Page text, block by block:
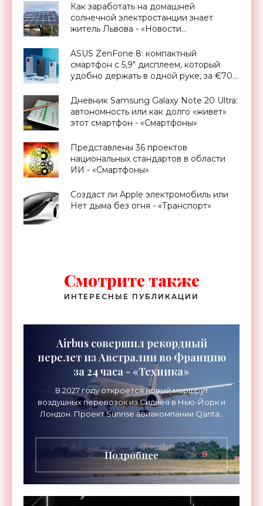
Как заработать на домашней
солнечной электростанции знает
житель Львова - «Новости
ASUS ZenFone 8: компактный
смартфон с 5,9" дисплеем, который
удобно держать в одной руке, за €700
Дневник Samsung Galaxy Note 20 Ultra:
автономность или как долго «живет»
этот смартфон - «Смартфоны»
Представлены 36 проектов
национальных стандартов в области
ИИ - «Смартфоны»
Создаст ли Apple электромобиль или
Нет дыма без огня - «Транспорт»
Смотрите также
ИНТЕРЕСНЫЕ ПУБЛИКАЦИИ
Airbus совершил рекордный
перелет из Австралии во Францию
за 24 часа - «Техника»
В 2027 году откроется новый маршрут
воздушных перевозок из Сиднея в Нью-Йорк и
Лондон. Проект Sunrise авиакомпании Qantas
длительностью до 24
Подробнее